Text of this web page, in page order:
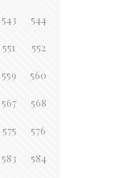
543 544
551 552
559 560
567 568
575 576
583 584